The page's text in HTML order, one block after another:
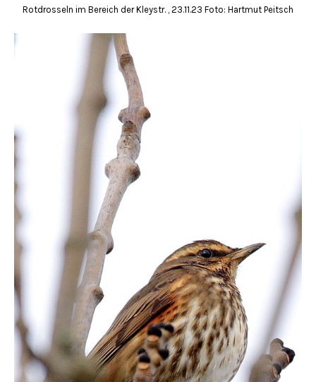
Rotdrosseln im Bereich der Kleystr. , 23.11.23 Foto: Hartmut Peitsch